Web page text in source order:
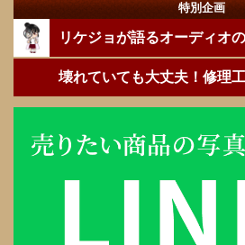
特別企画
リケジョが語るオーディオ
壊れていても大丈夫！修理